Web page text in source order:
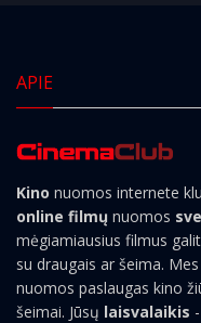
APIE
Kino nuomos internete
online filmų nuomos
mėgiamiausius filmus
su draugais ar šeima.
nuomos paslaugas kino
šeimai. Jūsų laisvalaikis